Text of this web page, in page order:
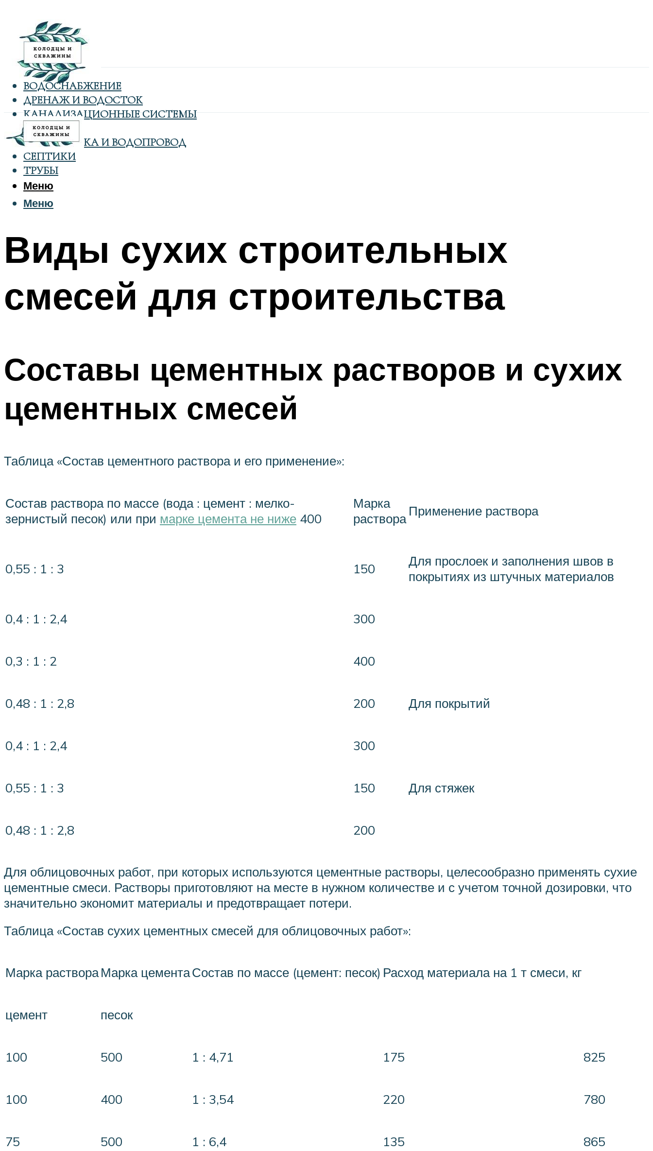
ВОДОСНАБЖЕНИЕ
ДРЕНАЖ И ВОДОСТОК
КАНАЛИЗАЦИОННЫЕ СИСТЕМЫ
КОЛОДЦЫ
САНТЕХНИКА И ВОДОПРОВОД
СЕПТИКИ
ТРУБЫ
Меню
Меню
Виды сухих строительных
смесей для строительства
Составы цементных растворов и сухих
цементных смесей
Таблица «Состав цементного раствора и его применение»:
Состав раствора по массе (вода : цемент : мелко­
зернистый песок) или при марке цемента не ниже 400
Марка
раствора Применение раствора
0,55 : 1 : 3 150
Для прослоек и запол­нения швов в
покрытиях из штучных материалов
0,4 : 1 : 2,4 300
0,3 : 1 : 2 400
0,48 : 1 : 2,8 200 Для покрытий
0,4 : 1 : 2,4 300
0,55 : 1 : 3 150 Для стяжек
0,48 : 1 : 2,8 200
Для облицовочных работ, при которых используются цементные растворы, целесообразно применять сухие
цементные смеси. Растворы приготовляют на месте в нужном количестве и с учетом точной дозировки, что
значительно экономит материалы и предотвращает потери.
Таблица «Состав сухих цементных смесей для облицовочных работ»:
Марка раствораМарка цементаСостав по массе (цемент: песок) Расход материала на 1 т смеси, кг
цемент песок
100 500 1 : 4,71 175 825
100 400 1 : 3,54 220 780
75 500 1 : 6,4 135 865